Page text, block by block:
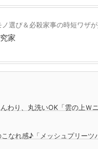
選び＆必殺家事の時短ワザ
家
わり、丸洗いOK「雲の上Ｗ
なれ感♪「メッシュプリーツ